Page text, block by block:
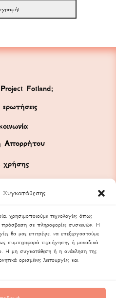
Συγκατάθεσης
χρησιμοποιούμε τεχνολογίες όπως
πρόσβαση σε πληροφορίες συσκευών. Η
θα μας επιτρέψει να επεξεργαστούμε
συμπεριφορά περιήγησης ή μοναδικά
Η μη συγκατάθεση ή η ανάκληση της
ορισμένες λειτουργίες και
Fotland;
Απορρήτου
χρήσης